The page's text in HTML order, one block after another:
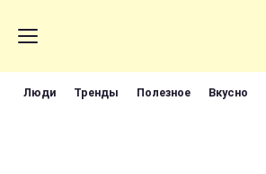
Люди Тренды Полезное Вкусно